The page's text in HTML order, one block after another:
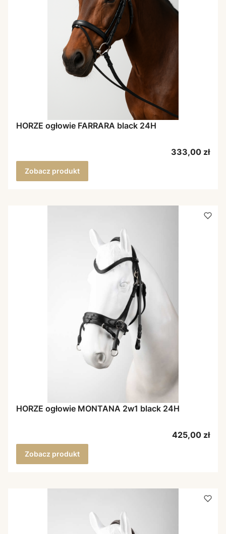
HORZE ogłowie FARRARA black 24H
Cena
333,00 zł
Zobacz produkt
HORZE ogłowie MONTANA 2w1 black 24H
Cena
425,00 zł
Zobacz produkt